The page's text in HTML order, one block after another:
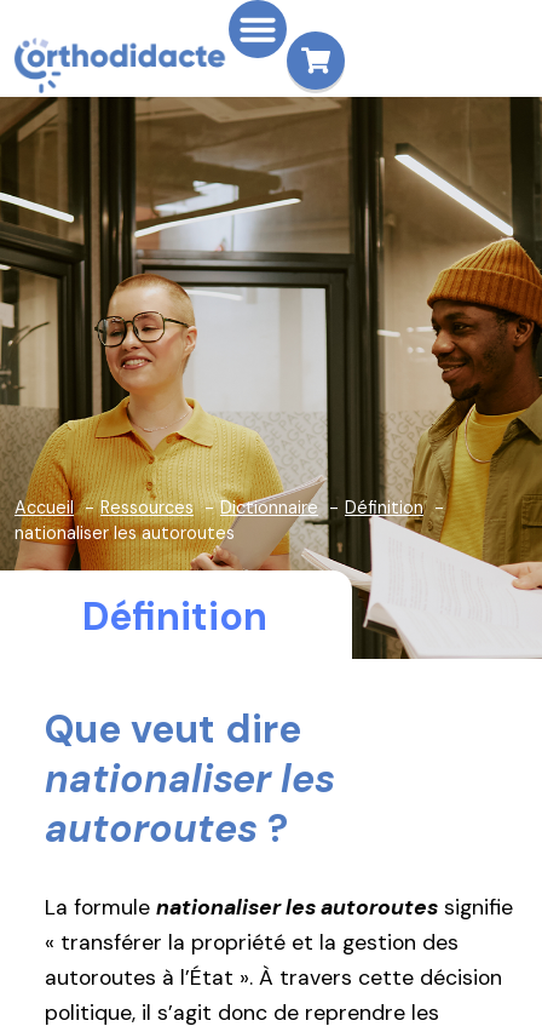
Accueil Ressources Dictionnaire
Définition
nationaliser les autoroutes
Définition
Que veut dire
nationaliser les
autoroutes ?
La formule nationaliser les autoroutes signifie
« transférer la propriété et la gestion des
autoroutes à l’État ». À travers cette décision
politique, il s’agit donc de reprendre les